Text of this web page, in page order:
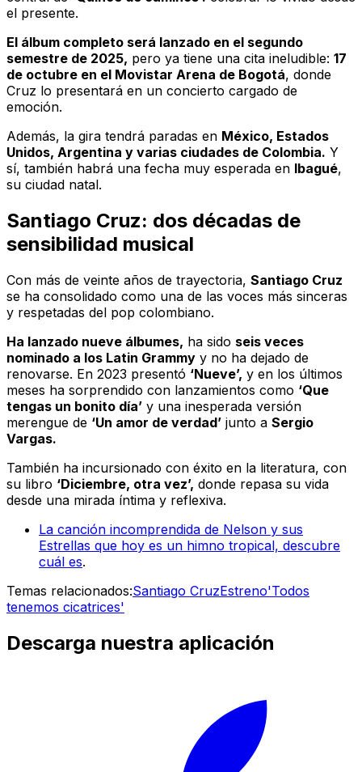
el presente.
El álbum completo será lanzado en el segundo
semestre de 2025, pero ya tiene una cita ineludible: 17
de octubre en el Movistar Arena de Bogotá, donde
Cruz lo presentará en un concierto cargado de
emoción.
Además, la gira tendrá paradas en México, Estados
Unidos, Argentina y varias ciudades de Colombia. Y
sí, también habrá una fecha muy esperada en Ibagué,
su ciudad natal.
Santiago Cruz: dos décadas de
sensibilidad musical
Con más de veinte años de trayectoria, Santiago Cruz
se ha consolidado como una de las voces más sinceras
y respetadas del pop colombiano.
Ha lanzado nueve álbumes, ha sido seis veces
nominado a los Latin Grammy y no ha dejado de
renovarse. En 2023 presentó ‘Nueve’, y en los últimos
meses ha sorprendido con lanzamientos como ‘Que
tengas un bonito día’ y una inesperada versión
merengue de ‘Un amor de verdad’ junto a Sergio
Vargas.
También ha incursionado con éxito en la literatura, con
su libro ‘Diciembre, otra vez’, donde repasa su vida
desde una mirada íntima y reflexiva.
La canción incomprendida de Nelson y sus
Estrellas que hoy es un himno tropical, descubre
cuál es.
Temas relacionados:Santiago CruzEstreno'Todos
tenemos cicatrices'
Descarga nuestra aplicación